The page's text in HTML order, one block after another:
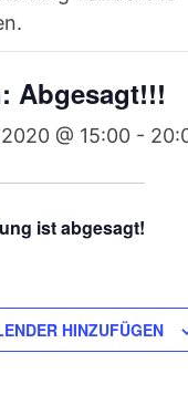
Abgesagt!!!
@ 15:00 -
ist abgesagt!
HINZUFÜGEN